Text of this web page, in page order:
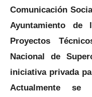
Comunicación
Ayuntamiento
Proyectos
Nacional de
iniciativa privada
Actualmente